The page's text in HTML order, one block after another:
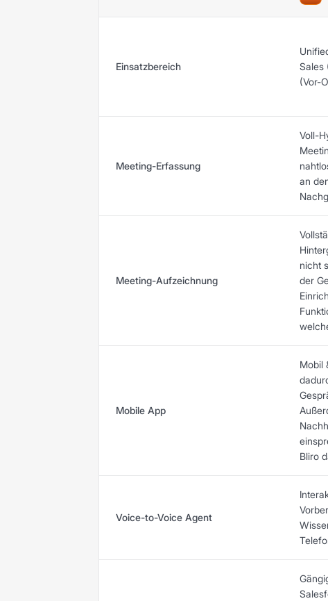
Einsatzbereich
Sales
(Vor-
Meeting-Erfassung
Voll-
an
Meeting-Aufzeichnung
nicht
der
Mobile App
Mobil
Bliro
Voice-to-Voice Agent